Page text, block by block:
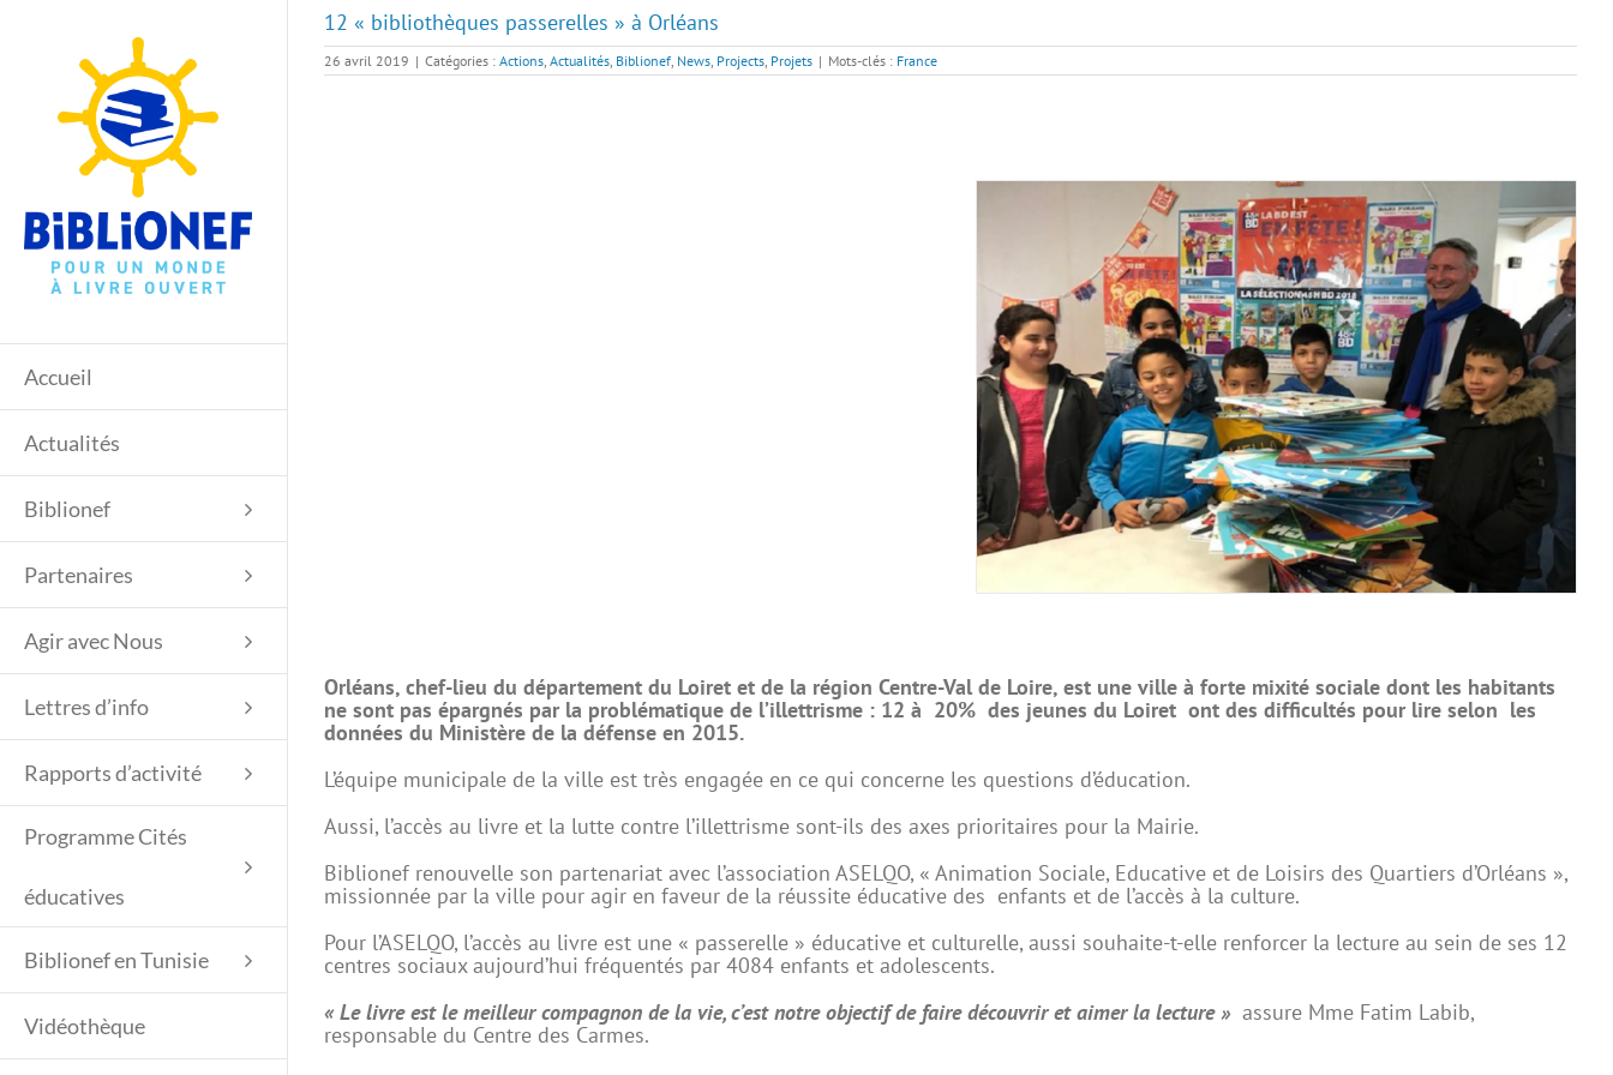
Accueil
Actualités
Biblionef
Partenaires
Agir avec Nous
Lettres d’info
Rapports d’activité
Programme Cités
éducatives
Biblionef en Tunisie
Vidéothèque
12 « bibliothèques passerelles » à Orléans
26 avril 2019 | Catégories : Actions, Actualités, Biblionef, News, Projects, Projets | Mots-clés : France
Orléans, chef-lieu du département du Loiret et de la région Centre-Val de Loire, est une ville à forte mixité sociale dont les habitants
ne sont pas épargnés par la problématique de l’illettrisme : 12 à 20% des jeunes du Loiret ont des difficultés pour lire selon les
données du Ministère de la défense en 2015.
L’équipe municipale de la ville est très engagée en ce qui concerne les questions d’éducation.
Aussi, l’accès au livre et la lutte contre l’illettrisme sont-ils des axes prioritaires pour la Mairie.
Biblionef renouvelle son partenariat avec l’association ASELQO, « Animation Sociale, Educative et de Loisirs des Quartiers d’Orléans »,
missionnée par la ville pour agir en faveur de la réussite éducative des enfants et de l’accès à la culture.
Pour l’ASELQO, l’accès au livre est une « passerelle » éducative et culturelle, aussi souhaite-t-elle renforcer la lecture au sein de ses 12
centres sociaux aujourd’hui fréquentés par 4084 enfants et adolescents.
« Le livre est le meilleur compagnon de la vie, c’est notre objectif de faire découvrir et aimer la lecture » assure Mme Fatim Labib,
responsable du Centre des Carmes.